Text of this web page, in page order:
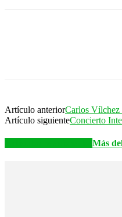
Artículo anteriorCarlos Vílchez
Artículo siguienteConcierto
Más